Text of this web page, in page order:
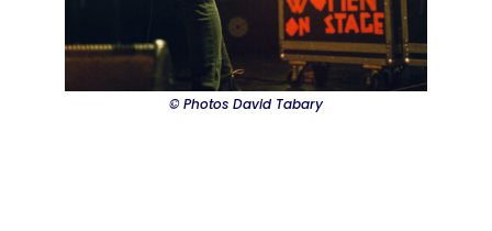
© Photos David Tabary